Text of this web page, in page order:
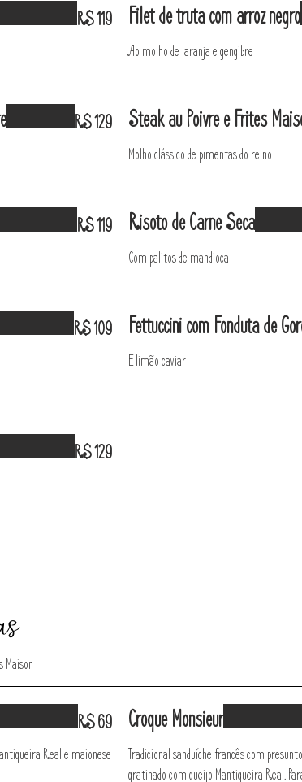
R$ 119 Filet de truta com arroz negro
Ao molho de laranja e gengibre
R$ 129 Steak au Poivre e Frites
Molho clássico de pimentas do reino
R$ 119 Risoto de Carne Seca
Com palitos de mandioca
R$ 109 Fettuccini com Fonduta de
E limão caviar
R$ 129
Maison
Real e maionese
R$ 69 Croque Monsieur
Tradicional sanduíche francês com
gratinado com queijo Mantiqueira Real.